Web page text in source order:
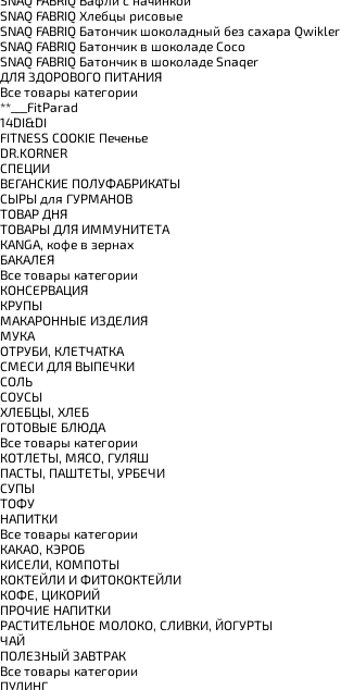
SNAQ FABRIQ Хлебцы рисовые
SNAQ FABRIQ Батончик шоколадный без сахара Qwikler
SNAQ FABRIQ Батончик в шоколаде Coco
SNAQ FABRIQ Батончик в шоколаде Snaqer
ДЛЯ ЗДОРОВОГО ПИТАНИЯ
Все товары категории
**___FitParad
14DI&DI
FITNESS COOKIE Печенье
DR.KORNER
СПЕЦИИ
ВЕГАНСКИЕ ПОЛУФАБРИКАТЫ
СЫРЫ для ГУРМАНОВ
TОВАР ДНЯ
TОВАРЫ ДЛЯ ИММУНИТЕТА
КANGA, кофе в зернах
БАКАЛЕЯ
Все товары категории
КОНСЕРВАЦИЯ
КРУПЫ
МАКАРОННЫЕ ИЗДЕЛИЯ
МУКА
ОТРУБИ, КЛЕТЧАТКА
СМЕСИ ДЛЯ ВЫПЕЧКИ
СОЛЬ
СОУСЫ
ХЛЕБЦЫ, ХЛЕБ
ГОТОВЫЕ БЛЮДА
Все товары категории
КОТЛЕТЫ, МЯСО, ГУЛЯШ
ПАСТЫ, ПАШТЕТЫ, УРБЕЧИ
СУПЫ
ТОФУ
НАПИТКИ
Все товары категории
КАКАО, КЭРОБ
КИСЕЛИ, КОМПОТЫ
КОКТЕЙЛИ И ФИТОКОКТЕЙЛИ
КОФЕ, ЦИКОРИЙ
ПРОЧИЕ НАПИТКИ
РАСТИТЕЛЬНОЕ МОЛОКО, СЛИВКИ, ЙОГУРТЫ
ЧАЙ
ПОЛЕЗНЫЙ ЗАВТРАК
Все товары категории
ПУДИНГ